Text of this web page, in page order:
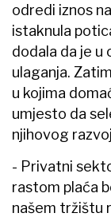
odredi iznos
istaknula
dodala da je u
ulaganja.
u kojima
umjesto da
njihovog
- Privatni
rastom plaća
našem tržištu